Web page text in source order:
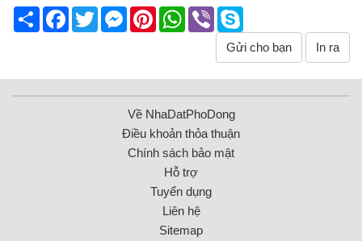
Share Facebook
TwitterMessenger
PinterestWhatsApp
Viber
Gửi cho bạn In ra
Về NhaDatPhoDong
Điều khoản thỏa thuận
Chính sách bảo mật
Hỗ trợ
Tuyển dụng
Liên hệ
Sitemap